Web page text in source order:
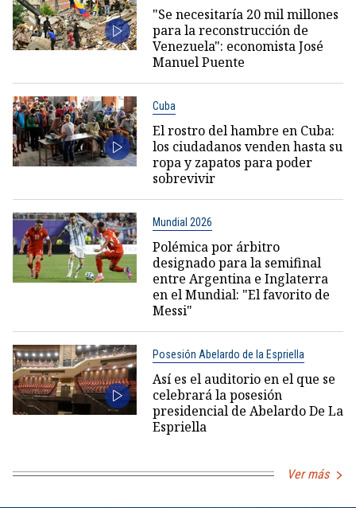
"Se necesitaría 20 mil millones
para la reconstrucción de
Venezuela": economista José
Manuel Puente
Cuba
El rostro del hambre en Cuba:
los ciudadanos venden hasta su
ropa y zapatos para poder
sobrevivir
Mundial 2026
Polémica por árbitro
designado para la semifinal
entre Argentina e Inglaterra
en el Mundial: "El favorito de
Messi"
Posesión Abelardo de la Espriella
Así es el auditorio en el que se
celebrará la posesión
presidencial de Abelardo De La
Espriella
Ver más